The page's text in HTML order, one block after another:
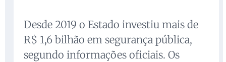
Desde 2019 o Estado investiu mais de
R$ 1,6 bilhão em segurança pública,
segundo informações oficiais. Os